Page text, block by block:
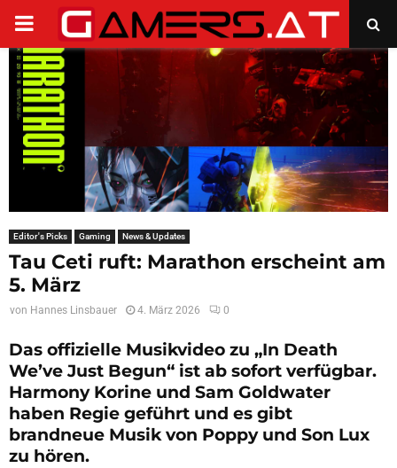
PRIMARY
MENU
Editor's Picks Gaming News & Updates
Tau Ceti ruft: Marathon erscheint am
5. März
von Hannes Linsbauer 4. März 2026 0
Das offizielle Musikvideo zu „In Death
We’ve Just Begun“ ist ab sofort verfügbar.
Harmony Korine und Sam Goldwater
haben Regie geführt und es gibt
brandneue Musik von Poppy und Son Lux
zu hören.